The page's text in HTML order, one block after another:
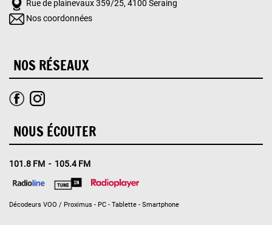
Rue de plainevaux 359/25, 4100 Seraing
Nos coordonnées
NOS RÉSEAUX
NOUS ÉCOUTER
101.8 FM - 105.4 FM
Décodeurs VOO / Proximus - PC - Tablette - Smartphone